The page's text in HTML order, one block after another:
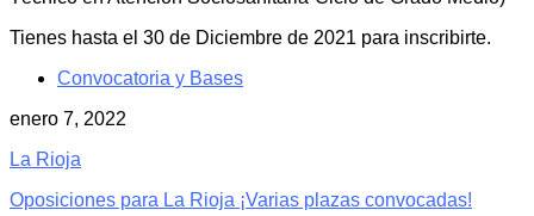
Tienes hasta el 30 de Diciembre de 2021 para inscribirte.
Convocatoria y Bases
enero 7, 2022
La Rioja
Oposiciones para La Rioja ¡Varias plazas convocadas!